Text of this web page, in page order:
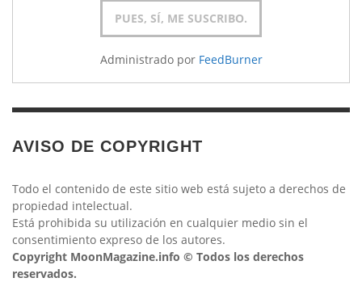
Administrado por FeedBurner
AVISO DE COPYRIGHT
Todo el contenido de este sitio web está sujeto a derechos de
propiedad intelectual.
Está prohibida su utilización en cualquier medio sin el
consentimiento expreso de los autores.
Copyright MoonMagazine.info © Todos los derechos
reservados.